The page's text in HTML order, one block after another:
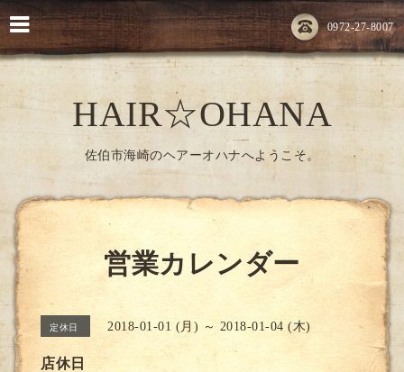
0972-27-8007
HAIR☆OHANA
佐伯市海崎のヘアーオハナへようこそ。
営業カレンダー
定休日 2018-01-01 (月) ～ 2018-01-04 (木)
店休日